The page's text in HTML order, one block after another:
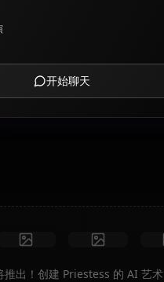
开始聊天
推出！创建 Priestess 的 AI 艺术